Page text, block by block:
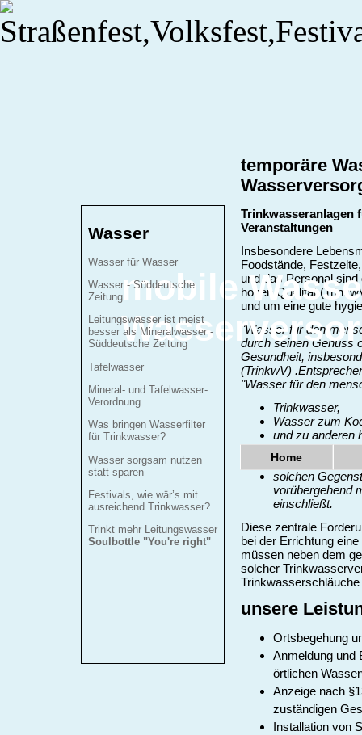
Home
mobile
temporäre
Trinkwasseranlagen
Veranstaltungen
Insbesondere
Foodstände,
und das Personal
hohen Qualität
und um eine gute
"Wasser für den
durch seinen Genuss
Gesundheit,
(TrinkwV)
"Wasser für den
Trinkwasser,
Wasser zum
und zu anderen
Reinigung von
Lebensmitteln
solchen
vorübergehend
einschließt.
Diese zentrale
bei der Errichtung
müssen neben dem
solcher
unsere
Ortsbegehung
Anmeldung und
örtlichen
Anzeige nach
zuständigen
Installation von
Wasser
Wasser für Wasser
Wasser - Süddeutsche
Zeitung
Leitungswasser ist meist
besser als Mineralwasser -
Süddeutsche Zeitung
Tafelwasser
Mineral- und Tafelwasser-
Verordnung
Was bringen Wasserfilter
für Trinkwasser?
Wasser sorgsam nutzen
statt sparen
Festivals, wie wär’s mit
ausreichend Trinkwasser?
Trinkt mehr Leitungswasser
Soulbottle "You're right"